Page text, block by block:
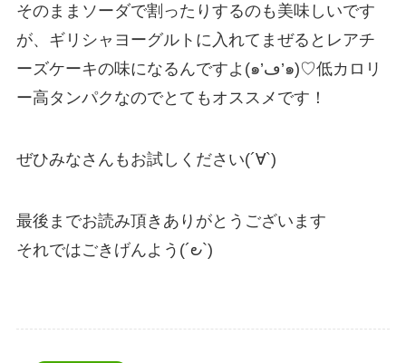
そのままソーダで割ったりするのも美味しいです
が、ギリシャヨーグルトに入れてまぜるとレアチ
ーズケーキの味になるんですよ(๑’ڡ’๑)♡低カロリ
ー高タンパクなのでとてもオススメです！
ぜひみなさんもお試しください(´∀`)
最後までお読み頂きありがとうございます
それではごきげんよう(´౿`)